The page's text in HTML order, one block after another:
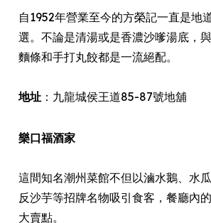
自1952年營業至今的方榮記一直是地
選。不論是清湯或是香濃沙嗲湯底，
麵條和手打丸餃都是一流絕配。
地址 ：九龍城侯王道85-87號地舖
樂口福酒家
這間知名潮州菜館不但以滷水鵝、水
反沙芋等招牌名物吸引食客，餐廳內
大賣點。